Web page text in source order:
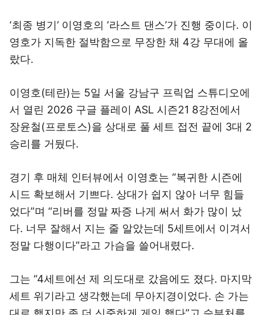
‘최종 병기’ 이영호의 ‘라스트 댄스’가 진행 중이다. 이
영호가 지독한 절박함으로 무장한 채 4강 무대에 올
랐다.
이영호(테란)는 5일 서울 강남구 프릭업 스튜디오에
서 열린 2026 구글 플레이 ASL 시즌21 8강전에서
장윤철(프로토스)을 상대로 풀 세트 접전 끝에 3대 2
승리를 거뒀다.
경기 후 매체 인터뷰에서 이영호는 “복귀한 시즌에
시드 확보해서 기쁘다. 상대가 쉽지 않아 너무 힘들
었다”며 “리버를 정말 짜증 나게 써서 화가 많이 났
다. 너무 잘해서 지는 줄 알았는데 5세트에서 이겨서
정말 다행이다”라고 가슴을 쓸어내렸다.
그는 “4세트에선 제 의도대로 갔음에도 졌다. 마지막
세트 위기라고 생각했는데 무아지경이었다. 손 가는